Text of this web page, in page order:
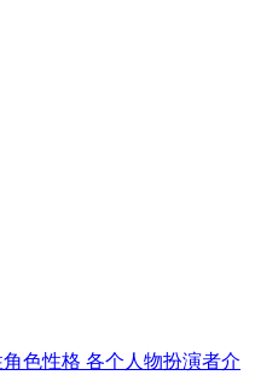
角色性格 各个人物扮演者介